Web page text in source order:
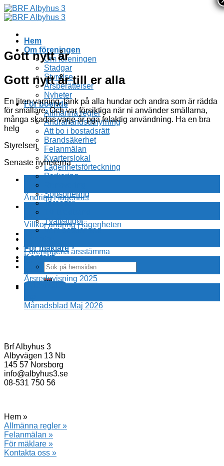
Skip
to
Hem
Om föreningen
Om föreningen
Stadgar
Styrelse
Årsberättelser
Nyheter
För boende
Allmänna regler
Andrahandsuthyrning
Att bo i bostadsrätt
Brandsäkerhet
Felanmälan
Kvarterslokal
Lägenhetsförteckning
Parkering
Sopsortering
Terasser
Tvättstugor
Vem betalar vad
För mäklare
Kontakt
Felanmälan
Gott nytt år
Gott nytt år till er alla
En liten varning, tänk på alla hundar och andra som är rädda
för smällare. Och var försiktiga när ni använder smällarna,
många skadas varje år pga felaktig användning. Ha en bra
helg
Styrelsen
Senaste nyheterna
aug
Ändring i lägenhet
aug
Villkor ändring i lägenheten
Föreningens årsstämma
Årsredovisning 2025
Månadsblad Maj 2026
Brf Albyhus 3
Albyvägen 13 Nb
145 57 Norsborg
info@albyhus3.se
08-531 750 56
Hem »
Allmänna regler »
Felanmälan »
För mäklare »
Kontakta oss »